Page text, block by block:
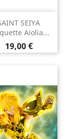
SEIYA
Aiolia...
Prix
19,00 €